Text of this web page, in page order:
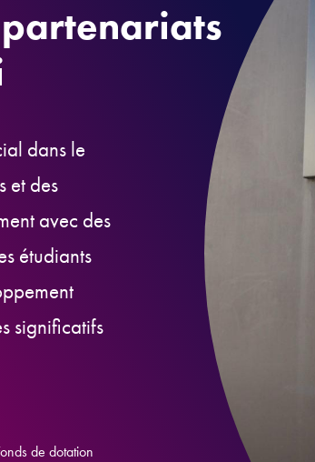
dans le
et des
avec des
étudiants
significatifs
de dotation